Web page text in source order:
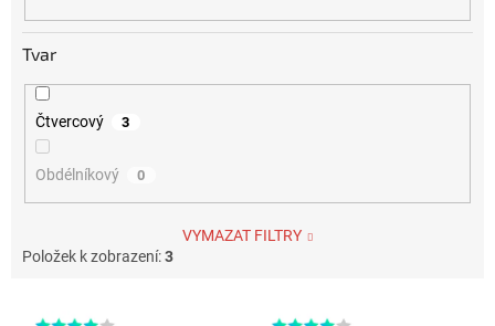
Tvar
Čtvercový 3
Obdélníkový 0
VYMAZAT FILTRY
Položek k zobrazení:3
Výpis produktů